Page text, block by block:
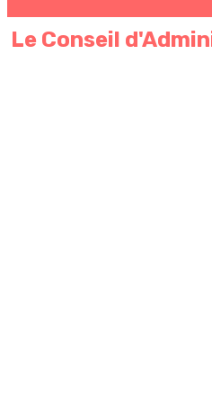
Le Conseil